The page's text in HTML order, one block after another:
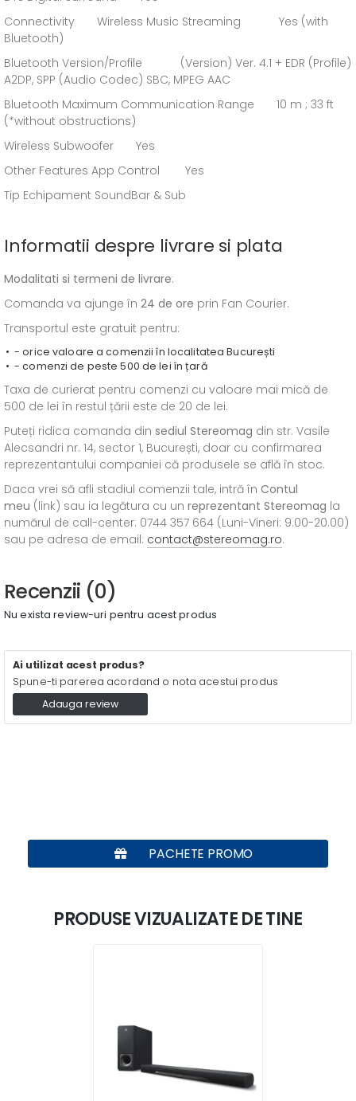
Connectivity Wireless Music Streaming Yes (with
Bluetooth)
Bluetooth Version/Profile (Version) Ver. 4.1 + EDR (Profile)
A2DP, SPP (Audio Codec) SBC, MPEG AAC
Bluetooth Maximum Communication Range 10 m ; 33 ft
(*without obstructions)
Wireless Subwoofer Yes
Other Features App Control Yes
Tip Echipament SoundBar & Sub
Informatii despre livrare si plata
Modalitati si termeni de livrare:
Comanda va ajunge în 24 de ore prin Fan Courier.
Transportul este gratuit pentru:
- orice valoare a comenzii în localitatea București
- comenzi de peste 500 de lei în țară
Taxa de curierat pentru comenzi cu valoare mai mică de
500 de lei în restul țării este de 20 de lei.
Puteți ridica comanda din sediul Stereomag din str. Vasile
Alecsandri nr. 14, sector 1, București, doar cu confirmarea
reprezentantului companiei că produsele se află în stoc.
Daca vrei să afli stadiul comenzii tale, intră în Contul
meu (link) sau ia legătura cu un reprezentant Stereomag la
numărul de call-center: 0744 357 664 (Luni-Vineri: 9.00-20.00)
sau pe adresa de email: contact@stereomag.ro.
Recenzii (0)
Nu exista review-uri pentru acest produs
Ai utilizat acest produs?
Spune-ti parerea acordand o nota acestui produs
Adauga review
PACHETE PROMO
PRODUSE VIZUALIZATE DE TINE